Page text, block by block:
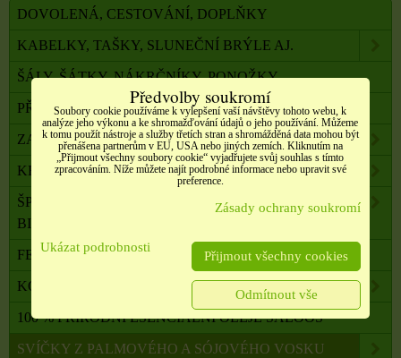
DOVOLENÁ, CESTOVÁNÍ, DOPLŇKY
KABELKY, TAŠKY, SLUNEČNÍ BRÝLE AJ.
ŠÁLY, ŠÁTKY, NÁKRČNÍKY, PONOŽKY
PŘÍČESKY, DOPLŇKY DO VLASŮ
ZAHRADA, BALKON, DOMÁCNOST
KRÁSA A ZDRAVÍ
ŠPERKY, NEREZOVÁ OCEL, PŘÍRODNÍ KÁMEN,
BIŽUTERIE
FENG SHUI, ORG. PYRAMIDY, LAPAČE SNŮ
KOMPONENTY K VÝROBĚ SVÍČEK, ŠPERKŮ
100 % PŘÍRODNÍ ESENCIÁLNÍ OLEJE SALOOS
SVÍČKY Z PALMOVÉHO A SÓJOVÉHO VOSKU
Předvolby soukromí
Soubory cookie používáme k vylepšení vaší návštěvy tohoto webu, k
analýze jeho výkonu a ke shromažďování údajů o jeho používání. Můžeme
k tomu použít nástroje a služby třetích stran a shromážděná data mohou být
přenášena partnerům v EU, USA nebo jiných zemích. Kliknutím na
„Přijmout všechny soubory cookie“ vyjadřujete svůj souhlas s tímto
zpracováním. Níže můžete najít podrobné informace nebo upravit své
preference.
Zásady ochrany soukromí
Ukázat podrobnosti
Přijmout všechny cookies
Odmítnout vše